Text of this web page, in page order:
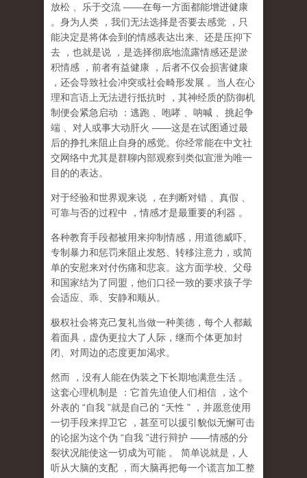
放松
、乐于交流 ——在每一方面都能增进健康
。身为人类
，我们无法选择是否要去感觉
，只
能决定是将体会到的情感表达出来、还是压抑下
去
，也就是说 ， 是选择彻底地流露情感还是淤
积情感
，前者有益健康
，后者不仅会损害健康
，还会导致社会冲突或社会畸形发展 。当人在心
理和言语上无法进行抵抗时
，其神经质的防御机
制便会紧急启动
：逃跑 、咆哮 、呐喊
、挑起争
端
、对人或事大动肝火 ——这是在试图通过最
后的挣扎来阻止自身的感觉。你经常能在中文社
交网络中尤其是群聊内部观察到类似宣泄为唯一
目的的表达。
对于经验和世界观来说 ，在判断对错 、真假
可靠与否的过程中
，情感才是最重要的利器 。
各种教育手段都被用来抑制情感，用道德威吓、
专制暴力和惩罚来阻止发怒、转移注意力，或简
单的安慰来对付伤痛和悲哀。这方面学校、父母
和国家结为了同盟，他们口径一致的要求孩子学
会适应、乖、安静和顺从。
极权社会将克己复礼当做一种美德，每个人都戴
着面具，虚伪更拉大了人际，继而个体更加封
闭、对周边的态度更加渴求。
然而 ，没有人能在伪装之下长期地满意生活 。
这套心理机制是
：它首先迫使人们相信
，这个
外表的 “自我 ”就是自己的 “天性 ”
，并愿意使用
一切手段来捍卫它
，甚至可以援引貌似无懈可击
的论据为这个伪 “自我 ”进行辩护 ——情感的分
裂状况能使这一切成为可能 。 简单说就是， 人
听从大脑的支配
，而大脑再把每一个谎言加工整